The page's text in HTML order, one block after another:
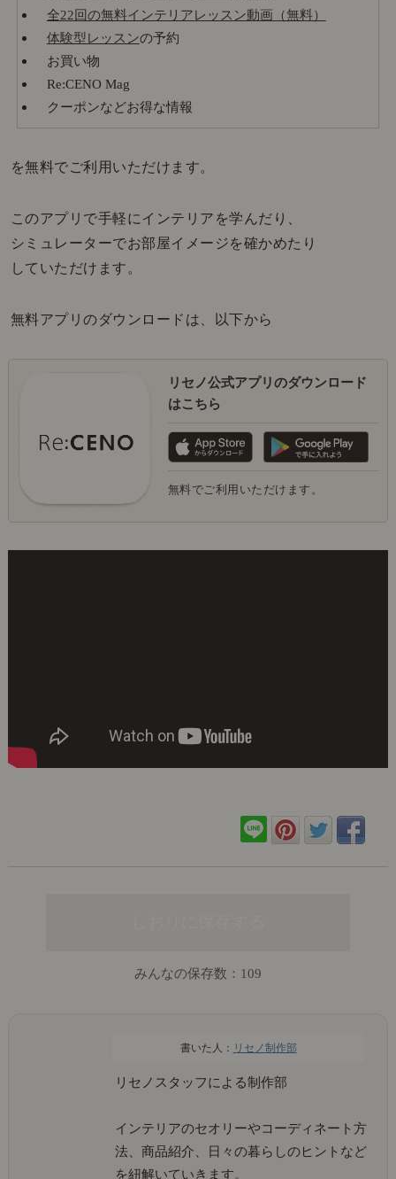
全22回の無料インテリアレッスン動画（無料）
体験型レッスンの予約
お買い物
Re:CENO Mag
クーポンなどお得な情報
を無料でご利用いただけます。
このアプリで手軽にインテリアを学んだり、
シミュレーターでお部屋イメージを確かめたり
していただけます。
無料アプリのダウンロードは、以下から
リセノ公式アプリのダウンロード
はこちら
無料でご利用いただけます。
みんなの保存数： 109
リセノ制作部
リセノスタッフによる制作部
インテリアのセオリーやコーディネート方
法、商品紹介、日々の暮らしのヒントなど
を紐解いていきます。